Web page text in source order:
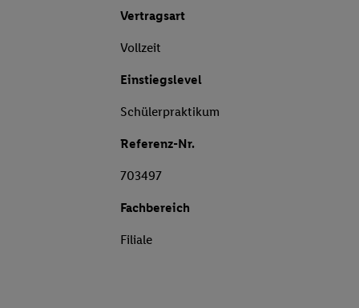
Vertragsart
Vollzeit
Einstiegslevel
Schülerpraktikum
Referenz-Nr.
703497
Fachbereich
Filiale